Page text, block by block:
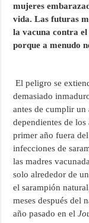
mujeres
vida. Las futuras
la vacuna contra
porque a menudo
El peligro se
demasiado
antes de cumplir un
dependientes de los
primer año fuera
infecciones de
las madres
solo alrededor de
el sarampión
meses después del
año pasado en el